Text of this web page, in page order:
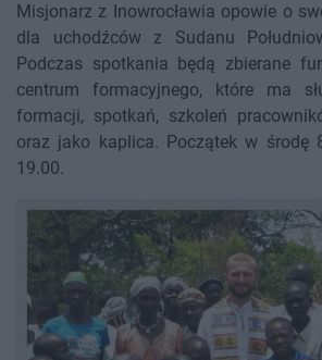
Misjonarz z Inowrocławia opowie o
dla uchodźców z Sudanu
Podczas spotkania będą zbierane
centrum formacyjnego, które ma
formacji, spotkań, szkoleń
oraz jako kaplica. Początek w środę
19.00.